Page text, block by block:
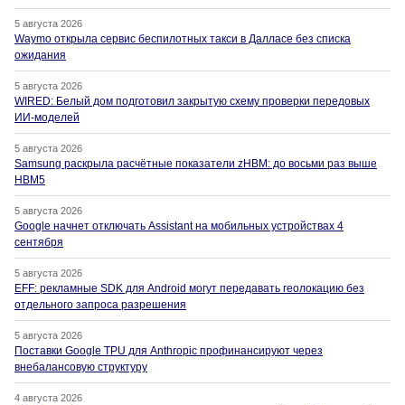
5 августа 2026
Waymo открыла сервис беспилотных такси в Далласе без списка
ожидания
5 августа 2026
WIRED: Белый дом подготовил закрытую схему проверки передовых
ИИ-моделей
5 августа 2026
Samsung раскрыла расчётные показатели zHBM: до восьми раз выше
HBM5
5 августа 2026
Google начнет отключать Assistant на мобильных устройствах 4
сентября
5 августа 2026
EFF: рекламные SDK для Android могут передавать геолокацию без
отдельного запроса разрешения
5 августа 2026
Поставки Google TPU для Anthropic профинансируют через
внебалансовую структуру
4 августа 2026